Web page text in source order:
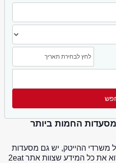
החמות ביותר
משרדי ההייטק, יש גם מסעדות
ברמת החייל ובשפע. בואו לקרוא את כל המידע שצוות אתר 2eat